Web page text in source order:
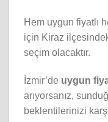
Hem uygun fiyatlı
için Kiraz
seçim olacaktır.
İzmir’de uygun
arıyorsanız,
beklentilerinizi